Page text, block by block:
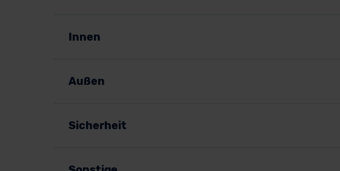
Innen
Außen
Sicherheit